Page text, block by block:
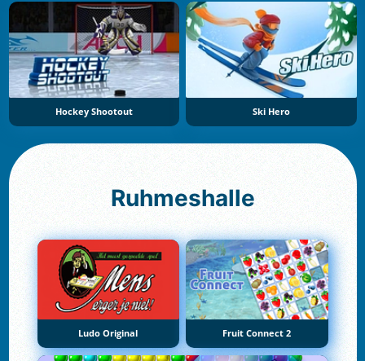
Hockey Shootout Ski Hero
Ruhmeshalle
Ludo Original Fruit Connect 2